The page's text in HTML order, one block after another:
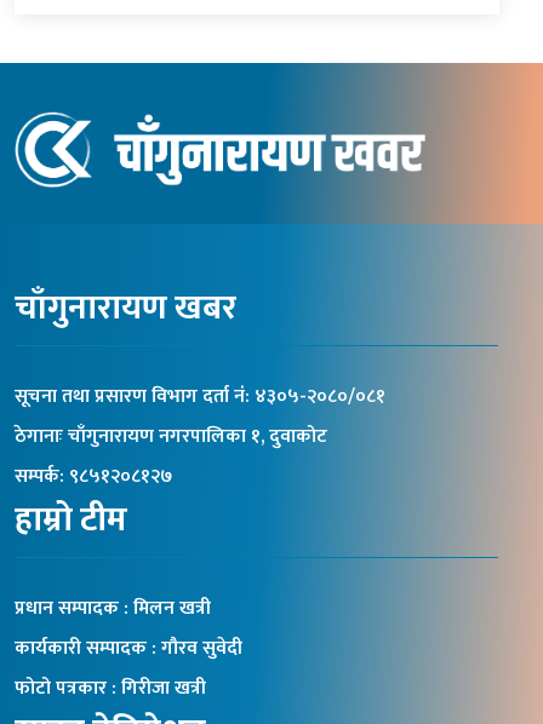
चाँगुनारायण खबर
सूचना तथा प्रसारण विभाग दर्ता नंं: ४३०५-२०८०/०८१
ठेगानाः चाँगुनारायण नगरपालिका १, दुवाकोट
सम्पर्क: ९८५१२०८१२७
हाम्रो टीम
प्रधान सम्पादक : मिलन खत्री
कार्यकारी सम्पादक : गौरव सुवेदी
फोटो पत्रकार : गिरीजा खत्री